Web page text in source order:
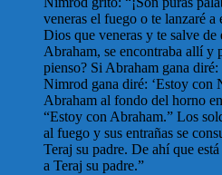
veneras el fuego o te lanzaré a
Dios que veneras y te salve
Abraham, se encontraba allí y
pienso? Si Abraham gana diré:
Nimrod gana diré: ‘Estoy con
Abraham al fondo del horno
“Estoy con Abraham.” Los
al fuego y sus entrañas se
Teraj su padre. De ahí que
a Teraj su padre.”